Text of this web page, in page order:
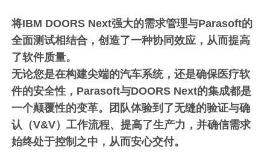
将IBM DOORS Next强大的需求管理与Parasoft的
全面测试相结合，创造了一种协同效应，从而提高
了软件质量。
无论您是在构建尖端的汽车系统，还是确保医疗软
件的安全性，Parasoft与DOORS Next的集成都是
一个颠覆性的变革。团队体验到了无缝的验证与确
认（V&V）工作流程、提高了生产力，并确信需求
始终处于控制之中，从而安心交付。